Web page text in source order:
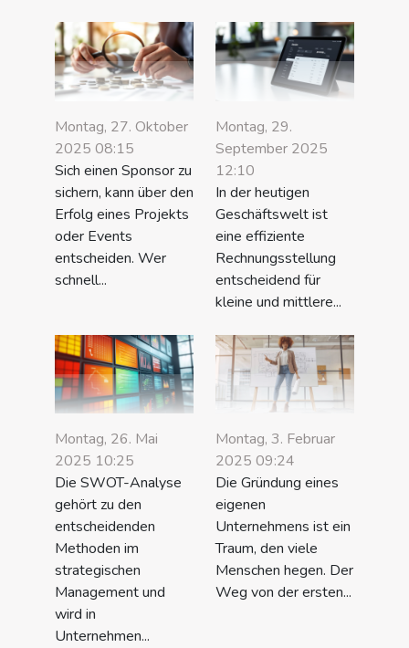
Montag, 27. Oktober
2025 08:15
Sich einen Sponsor zu
sichern, kann über den
Erfolg eines Projekts
oder Events
entscheiden. Wer
schnell...
Montag, 29.
September 2025
12:10
In der heutigen
Geschäftswelt ist
eine effiziente
Rechnungsstellung
entscheidend für
kleine und mittlere...
Montag, 26. Mai
2025 10:25
Die SWOT-Analyse
gehört zu den
entscheidenden
Methoden im
strategischen
Management und
wird in
Unternehmen...
Montag, 3. Februar
2025 09:24
Die Gründung eines
eigenen
Unternehmens ist ein
Traum, den viele
Menschen hegen. Der
Weg von der ersten...